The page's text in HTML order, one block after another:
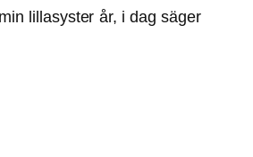
lillasyster år, i dag säger